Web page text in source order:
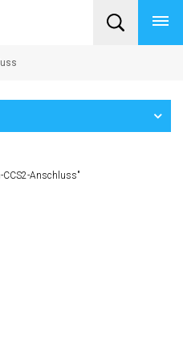
CCS2-Anschluss"